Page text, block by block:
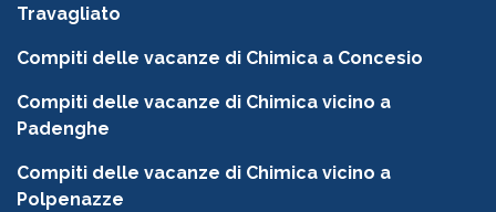
Travagliato
Compiti delle vacanze di Chimica a Concesio
Compiti delle vacanze di Chimica vicino a
Padenghe
Compiti delle vacanze di Chimica vicino a
Polpenazze